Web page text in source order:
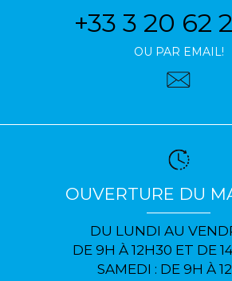
+33 3 20 62
OU PAR EMAIL!
OUVERTURE DU
DU LUNDI AU
DE 9H À 12H30 ET DE
SAMEDI : DE 9H À